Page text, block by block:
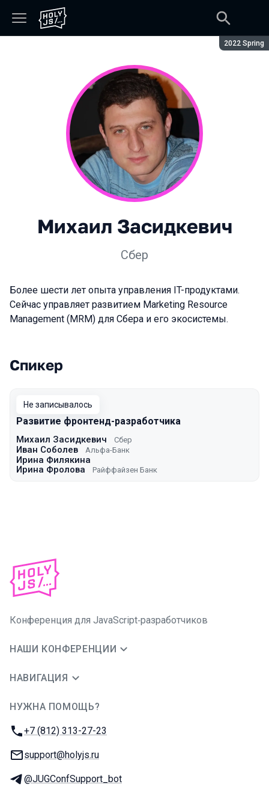
Сезон:
2022 Spring
Михаил Засидкевич
Сбер
Более шести лет опыта управления IT-продуктами.
Сейчас управляет развитием Marketing Resource
Management (MRM) для Сбера и его экосистемы.
Выступления в сезоне 2022 Spring
Спикер
Не записывалось
Развитие фронтенд-разработчика
Михаил Засидкевич Сбер
Иван Соболев Альфа-Банк
Ирина Филякина
Ирина Фролова
Райффайзен Банк
Конференция для JavaScript‑разработчиков
НАШИ КОНФЕРЕНЦИИ
НАВИГАЦИЯ
НУЖНА ПОМОЩЬ?
Телефон:
+7 (812) 313-27-23
E-mail:
support@holyjs.ru
Телеграм:
@JUGConfSupport_bot